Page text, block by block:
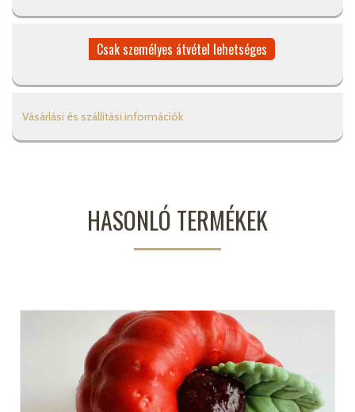
Csak személyes átvétel lehetséges
Vásárlási és szállítási információk
HASONLÓ TERMÉKEK